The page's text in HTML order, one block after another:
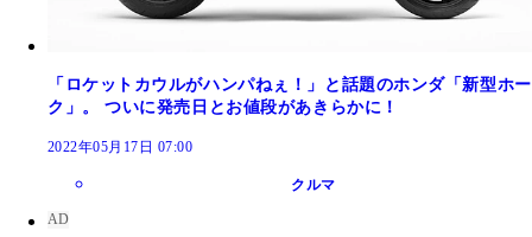
「ロケットカウルがハンパねぇ！」と話題のホンダ「新型ホー
ク」。 ついに発売日とお値段があきらかに！
2022年05月17日 07:00
クルマ